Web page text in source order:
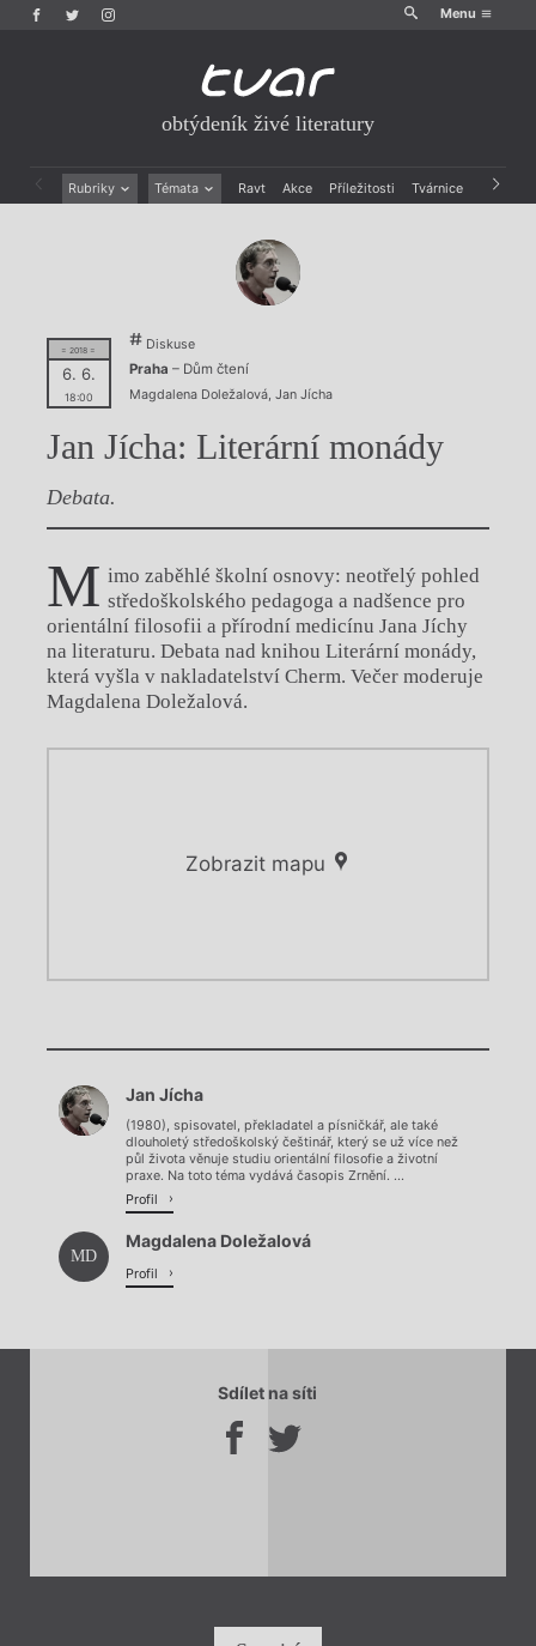
Menu
obtýdeník živé literatury
Rubriky Témata Ravt Akce Příležitosti Tvárnice Archiv
Rozhovory
Dokument
Výroční ceny
= 2018 =
6. 6.
18:00
Diskuse
Praha – Dům čtení
Magdalena Doležalová, Jan Jícha
Jan Jícha: Literární monády
Debata.
M imo zaběhlé školní osnovy: neotřelý pohled
středoškolského pedagoga a nadšence pro
orientální filosofii a přírodní medicínu Jana Jíchy
na literaturu. Debata nad knihou Literární monády,
která vyšla v nakladatelství Cherm. Večer moderuje
Magdalena Doležalová.
Zobrazit mapu
Chviličku.
Jan Jícha
(1980), spisovatel, překladatel a písničkář, ale také
dlouholetý středoškolský češtinář, který se už více než
půl života věnuje studiu orientální filosofie a životní
praxe. Na toto téma vydává časopis Zrnění. ...
Profil
MD
Magdalena Doležalová
Profil
Sdílet na síti